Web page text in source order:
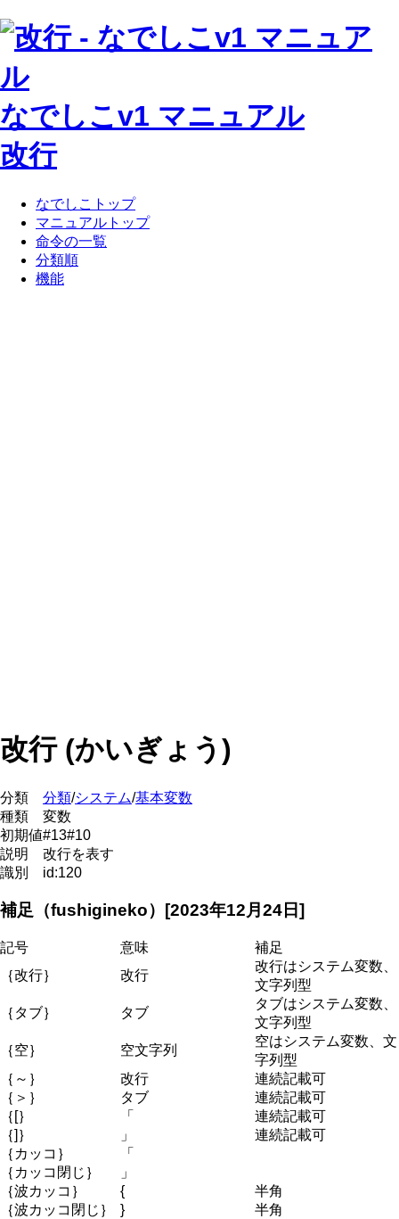
なでしこv1 マニュアル
改行
なでしこトップ
マニュアルトップ
命令の一覧
分類順
機能
改行 (かいぎょう)
分類 分類/システム/基本変数
種類
変数
初期値#13#10
説明
改行を表す
識別
id:120
補足（fushigineko）[2023年12月24日]
記号 意味
補足
｛改行｝
改行
改行はシステム変数、
文字列型
｛タブ｝
タブ
タブはシステム変数、
文字列型
｛空｝
空文字列
空はシステム変数、文
字列型
｛～｝
改行
連続記載可
｛＞｝
タブ
連続記載可
｛[｝
「
連続記載可
｛]｝
」
連続記載可
｛カッコ｝
「
｛カッコ閉じ｝
」
｛波カッコ｝
{
半角
｛波カッコ閉じ｝
}
半角